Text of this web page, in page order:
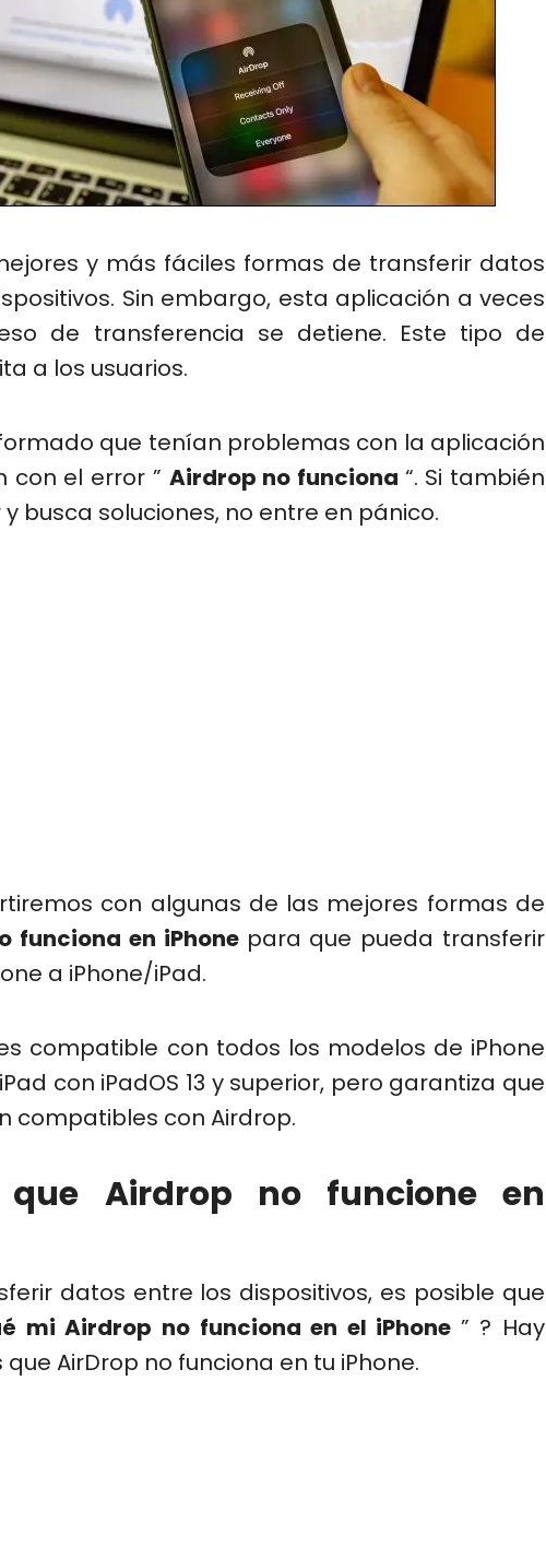
y más fáciles formas de transferir datos
Sin embargo, esta aplicación a veces
de transferencia se detiene. Este tipo de
a los usuarios.
que tenían problemas con la aplicación
con el error ” Airdrop no funciona “. Si también
busca soluciones, no entre en pánico.
con algunas de las mejores formas de
funciona en iPhone para que pueda transferir
a iPhone/iPad.
compatible con todos los modelos de iPhone
con iPadOS 13 y superior, pero garantiza que
compatibles con Airdrop.
que Airdrop no funcione en
datos entre los dispositivos, es posible que
mi Airdrop no funciona en el iPhone ” ? Hay
AirDrop no funciona en tu iPhone.